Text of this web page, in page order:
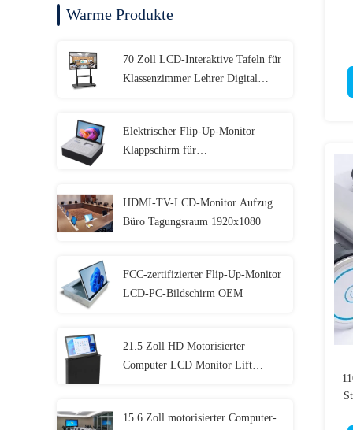
Warme Produkte
70 Zoll LCD-Interaktive Tafeln für
Klassenzimmer Lehrer Digital
Elektrischer Flip-Up-Monitor
Klappschirm für
HDMI-TV-LCD-Monitor Aufzug
Büro Tagungsraum 1920x1080
FCC-zertifizierter Flip-Up-Monitor
LCD-PC-Bildschirm OEM
21.5 Zoll HD Motorisierter
Computer LCD Monitor Lift
15.6 Zoll motorisierter Computer-